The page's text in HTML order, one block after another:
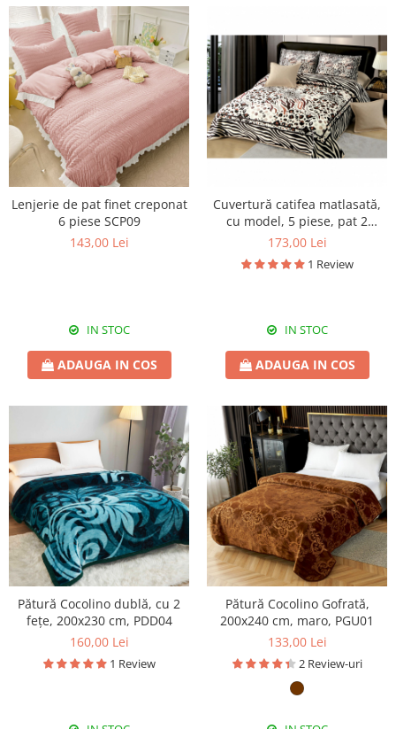
Lenjerie de pat finet creponat
6 piese SCP09
143,00 Lei
IN STOC
ADAUGA IN COS
Cuvertură catifea matlasată,
cu model, 5 piese, pat 2
persoane, 230x250 cm, CM36
173,00 Lei
1 Review
IN STOC
ADAUGA IN COS
Pătură Cocolino dublă, cu 2
fețe, 200x230 cm, PDD04
160,00 Lei
1 Review
Pătură Cocolino Gofrată,
200x240 cm, maro, PGU01
133,00 Lei
2 Review-uri